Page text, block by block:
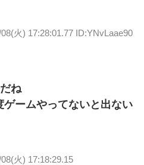
火) 17:28:01.77 ID:YNvLaae90
ね
ームやってないと出ない
火) 17:18:29.15